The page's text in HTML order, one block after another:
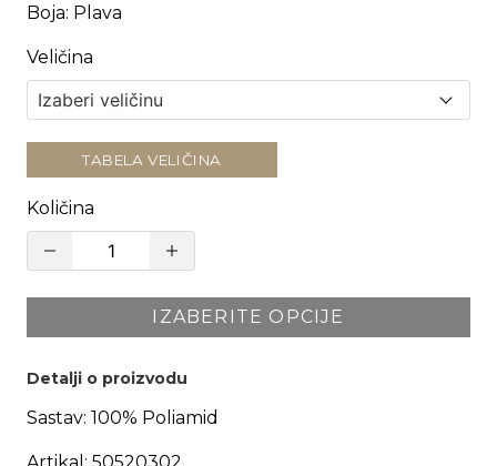
Boja: Plava
Veličina
TABELA VELIČINA
Količina
IZABERITE OPCIJE
Detalji o proizvodu
Sastav: 100% Poliamid